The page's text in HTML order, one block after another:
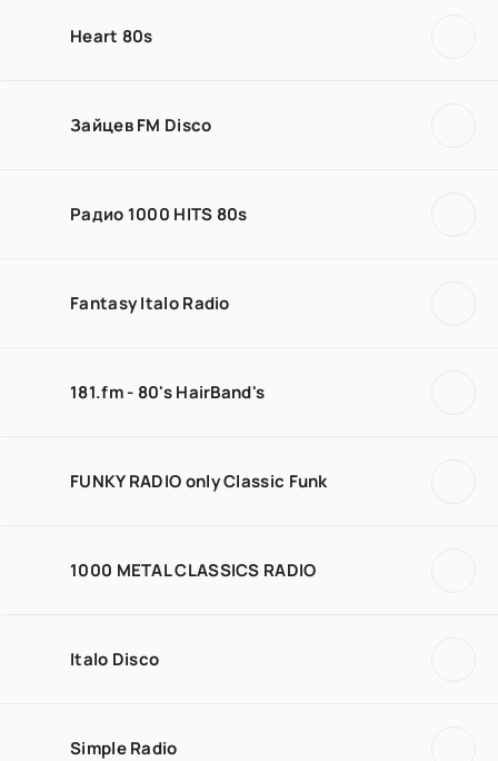
Heart 80s
Зайцев FM Disco
Радио 1000 HITS 80s
Fantasy Italo Radio
181.fm - 80's HairBand's
FUNKY RADIO only Classic Funk
1000 METAL CLASSICS RADIO
Italo Disco
Simple Radio